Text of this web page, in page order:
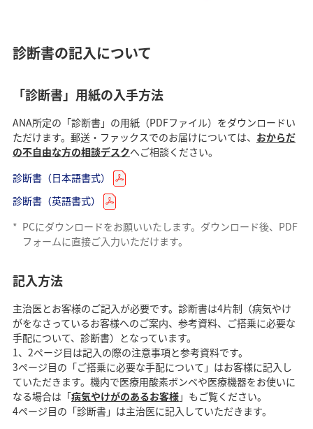
診断書の記入について
「診断書」用紙の入手方法
ANA所定の「診断書」の用紙（PDFファイル）をダウンロードい
ただけます。郵送・ファックスでのお届けについては、 おからだ
の不自由な方の相談デスクへご相談ください。
診断書（日本語書式）
診断書（英語書式）
* PCにダウンロードをお願いいたします。ダウンロード後、PDF
フォームに直接ご入力いただけます。
記入方法
主治医とお客様のご記入が必要です。診断書は4片制（病気やけ
がをなさっているお客様へのご案内、参考資料、ご搭乗に必要な
手配について、診断書）となっています。
1、2ページ目は記入の際の注意事項と参考資料です。
3ページ目の「ご搭乗に必要な手配について」はお客様に記入し
ていただきます。機内で医療用酸素ボンベや医療機器をお使いに
なる場合は「病気やけがのあるお客様」もご覧ください。
4ページ目の「診断書」は主治医に記入していただきます。